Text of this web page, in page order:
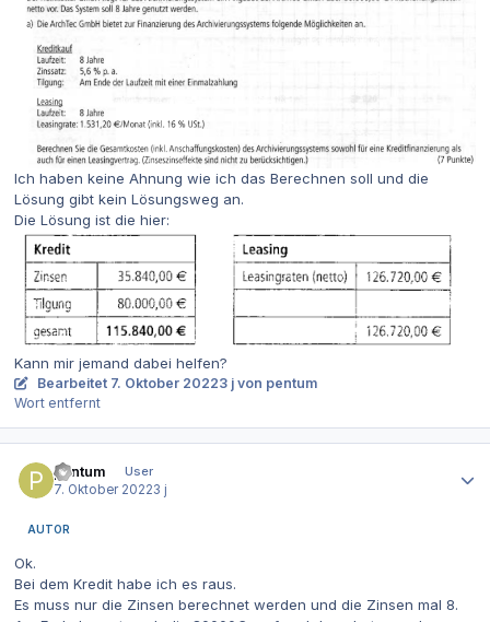
Ich haben keine Ahnung wie ich das Berechnen soll und die
Lösung gibt kein Lösungsweg an.
Die Lösung ist die hier:
Kann mir jemand dabei helfen?
Bearbeitet 7. Oktober 20223 j von pentum
Wort entfernt
pentum
User
7. Oktober 20223 j
AUTOR
Ok.
Bei dem Kredit habe ich es raus.
Es muss nur die Zinsen berechnet werden und die Zinsen mal 8.